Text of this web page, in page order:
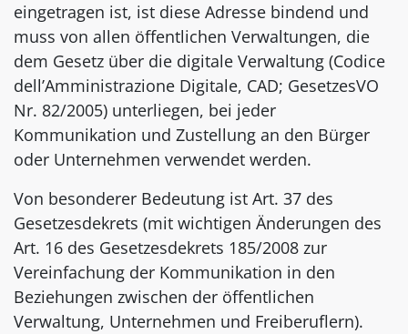
eingetragen ist, ist diese Adresse bindend und
muss von allen öffentlichen Verwaltungen, die
dem Gesetz über die digitale Verwaltung (Codice
dell’Amministrazione Digitale, CAD; GesetzesVO
Nr. 82/2005) unterliegen, bei jeder
Kommunikation und Zustellung an den Bürger
oder Unternehmen verwendet werden.
Von besonderer Bedeutung ist Art. 37 des
Gesetzesdekrets (mit wichtigen Änderungen des
Art. 16 des Gesetzesdekrets 185/2008 zur
Vereinfachung der Kommunikation in den
Beziehungen zwischen der öffentlichen
Verwaltung, Unternehmen und Freiberuflern).